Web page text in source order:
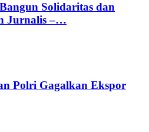
Solidaritas dan
Jurnalis –…
Polri Gagalkan Ekspor